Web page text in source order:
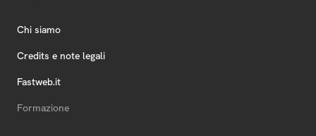
Chi siamo
Credits e note legali
Fastweb.it
Formazione